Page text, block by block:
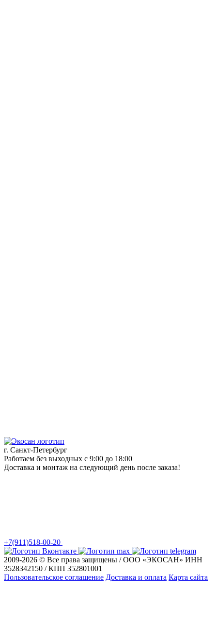
г. Санкт-Петербург
Работаем без выходных с 9:00 до 18:00
Доставка и монтаж на следующий день после заказа!
+7(911)518-00-20
2009-2026 © Все права защищены / ООО «ЭКОСАН» ИНН
3528342150 / КПП 352801001
Пользовательское соглашение Доставка и оплата Карта сайта